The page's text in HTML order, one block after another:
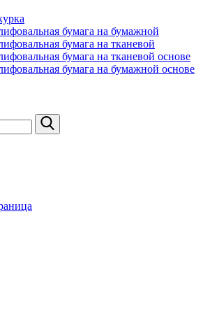
бумага на бумажной
бумага на тканевой
бумага на тканевой основе
бумага на бумажной основе